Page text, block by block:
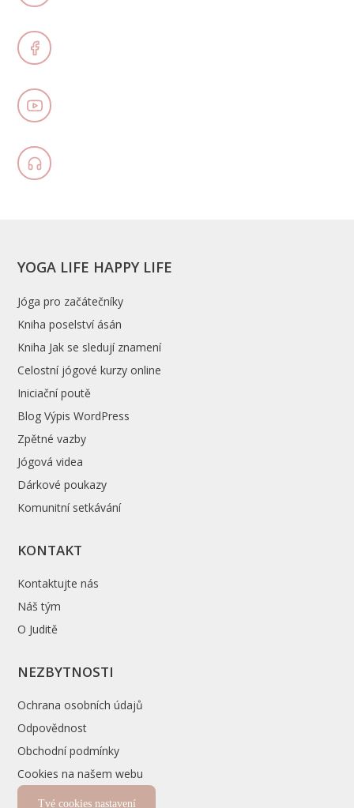
YOGA LIFE HAPPY LIFE
Jóga pro začátečníky
Kniha poselství ásán
Kniha Jak se sledují znamení
Celostní jógové kurzy online
Iniciační poutě
Blog Výpis WordPress
Zpětné vazby
Jógová videa
Dárkové poukazy
Komunitní setkávání
KONTAKT
Kontaktujte nás
Náš tým
O Juditě
NEZBYTNOSTI
Ochrana osobních údajů
Odpovědnost
Obchodní podmínky
Cookies na našem webu
Tvé cookies nastavení